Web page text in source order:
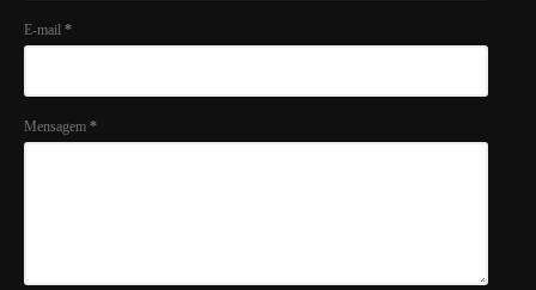
E-mail *
Mensagem *